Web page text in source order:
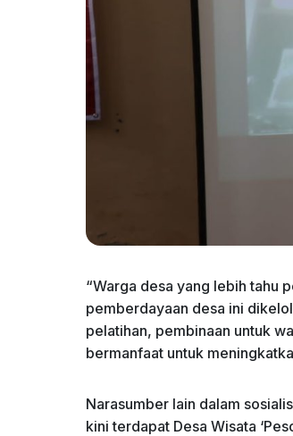
“Warga desa yang lebih tahu
pemberdayaan desa ini
pelatihan, pembinaan untuk
bermanfaat untuk
Narasumber lain dalam
kini terdapat Desa Wisata